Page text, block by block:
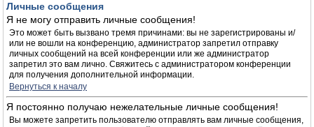
Личные сообщения
Я не могу отправить личные сообщения!
Это может быть вызвано тремя причинами: вы не зарегистрированы и/
или не вошли на конференцию, администратор запретил отправку
личных сообщений на всей конференции или же администратор
запретил это вам лично. Свяжитесь с администратором конференции
для получения дополнительной информации.
Вернуться к началу
Я постоянно получаю нежелательные личные сообщения!
Вы можете запретить пользователю отправлять вам личные сообщения,